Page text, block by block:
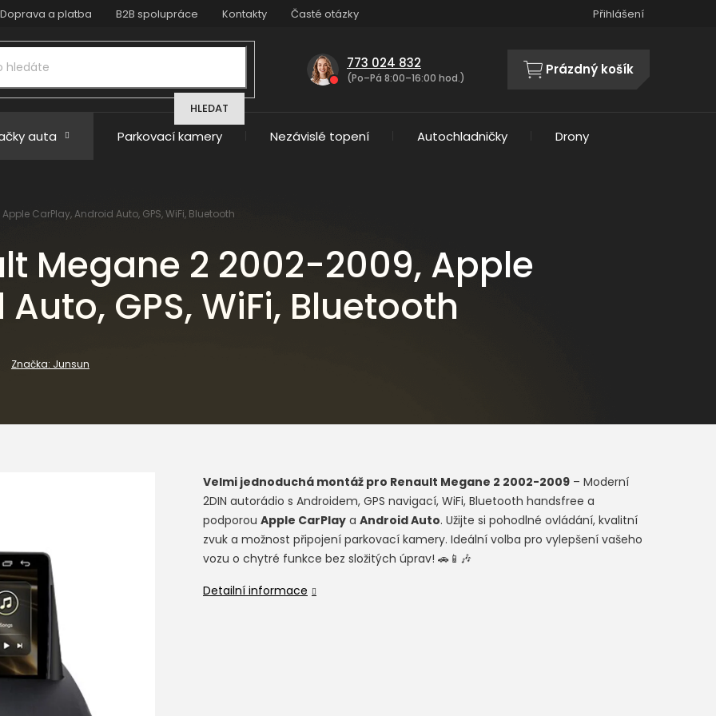
Doprava a platba B2B spolupráce Kontakty Časté otázky Přihlášení
HLEDAT
773 024 832
(Po–Pá 8:00–16:00 hod.)
NÁKUPNÍ
Prázdný košík
auta Parkovací kamery Nezávislé topení Autochladničky Drony
CarPlay, Android Auto, GPS, WiFi, Bluetooth
Megane 2 2002-2009, Apple
GPS, WiFi, Bluetooth
Značka: Junsun
Velmi jednoduchá montáž pro Renault Megane 2 2002-2009 – Moderní
2DIN autorádio s Androidem, GPS navigací, WiFi, Bluetooth handsfree a
podporou Apple CarPlay a Android Auto. Užijte si pohodlné ovládání, kvalitní
zvuk a možnost připojení parkovací kamery. Ideální volba pro vylepšení vašeho
vozu o chytré funkce bez složitých úprav! 🚗📱🎶
Detailní informace